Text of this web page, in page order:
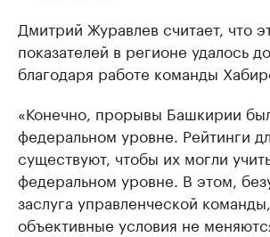
Дмитрий Журавлев считает, что
показателей в регионе удалось
благодаря работе команды
«Конечно, прорывы Башкирии
федеральном уровне. Рейтинги
существуют, чтобы их могли
федеральном уровне. В этом,
заслуга управленческой
объективные условия не